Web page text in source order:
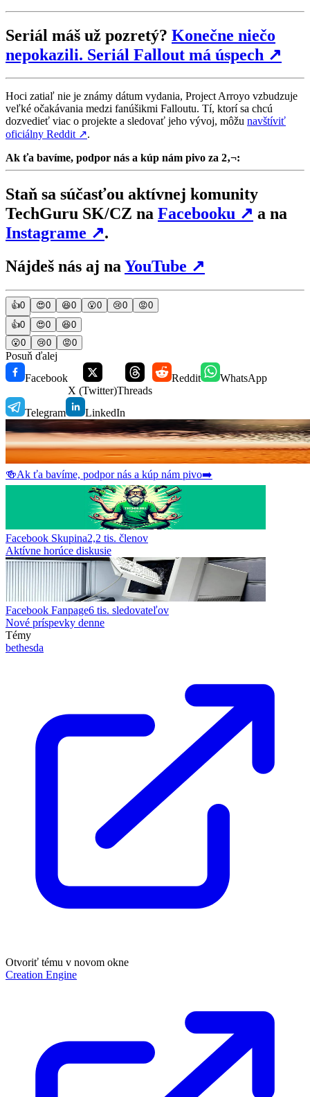
Seriál máš už pozretý? Konečne niečo
nepokazili. Seriál Fallout má úspech ↗
Hoci zatiaľ nie je známy dátum vydania, Project Arroyo vzbudzuje
veľké očakávania medzi fanúšikmi Falloutu. Tí, ktorí sa chcú
dozvedieť viac o projekte a sledovať jeho vývoj, môžu navštíviť
oficiálny Reddit↗.
Ak ťa bavíme, podpor nás a kúp nám pivo za 2‚¬:
Staň sa súčasťou aktívnej komunity
TechGuru SK/CZ na Facebooku ↗ a na
Instagrame ↗.
Nájdeš nás aj naYouTube ↗
👍0 😍0 😆0 😮0 😢0 😡0
👍0 😍0 😆0
😮0 😢0 😡0
Posuň ďalej
Facebook
X (Twitter)Threads
Reddit WhatsApp
Telegram LinkedIn
🍻Ak ťa bavíme, podpor nás a kúp nám pivo➡️
Facebook Skupina2,2 tis. členov
Aktívne horúce diskusie
Facebook Fanpage6 tis. sledovateľov
Nové príspevky denne
Témy
bethesda
Otvoriť tému v novom okne
Creation Engine